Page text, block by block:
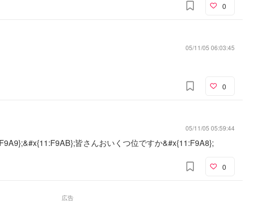
0
05/11/05 06:03:45
0
05/11/05 05:59:44
皆さんおいくつ位ですか&#x{11:F9A8};
0
広告